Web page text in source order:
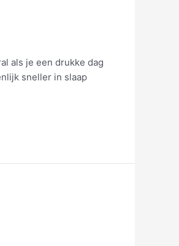
als je een drukke dag
sneller in slaap